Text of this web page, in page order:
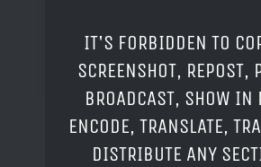
IT'S FORBIDDEN TO
SCREENSHOT, REPOST,
BROADCAST, SHOW IN
ENCODE, TRANSLATE,
DISTRIBUTE ANY